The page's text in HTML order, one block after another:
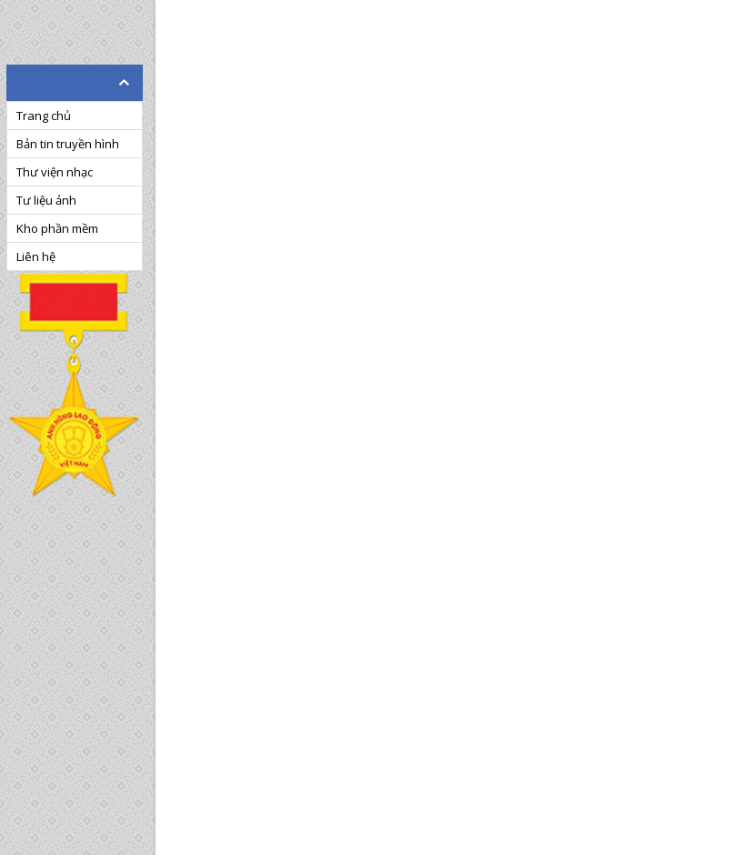
Trang chủ
Bản tin truyền hình
Thư viện nhạc
Tư liệu ảnh
Kho phần mềm
Liên hệ